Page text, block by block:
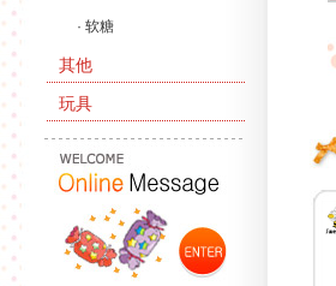
· 软糖
其他
玩具